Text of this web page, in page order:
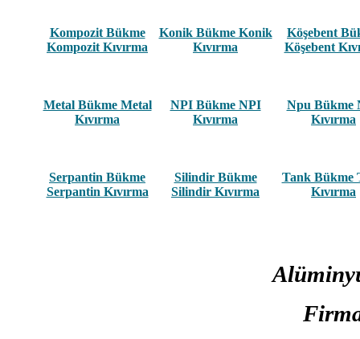
Kompozit Bükme
Kompozit Kıvırma
Konik Bükme Konik
Kıvırma
Köşebent
Köşebent
Metal Bükme Metal
Kıvırma
NPI Bükme NPI
Kıvırma
Npu Bükme
Kıvırma
Serpantin Bükme
Serpantin Kıvırma
Silindir Bükme
Silindir Kıvırma
Tank Bükme
Kıvırma